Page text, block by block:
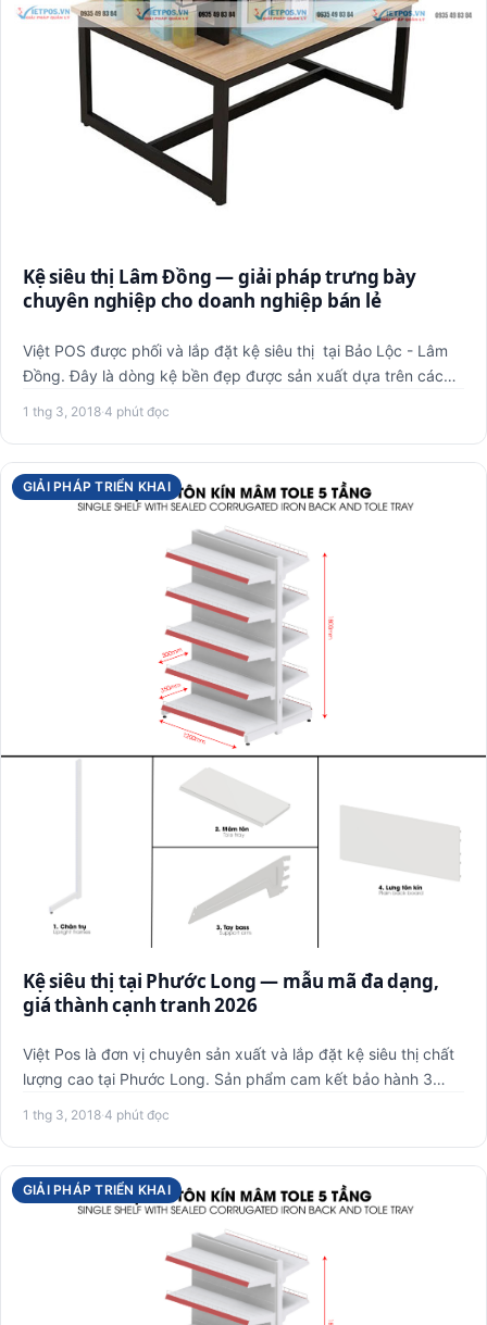
Kệ siêu thị Lâm Đồng — giải pháp trưng bày
chuyên nghiệp cho doanh nghiệp bán lẻ
Việt POS được phối và lắp đặt kệ siêu thị tại Bảo Lộc - Lâm
Đồng. Đây là dòng kệ bền đẹp được sản xuất dựa trên các
1 thg 3, 2018·4 phút đọc
GIẢI PHÁP TRIỂN KHAI
Kệ siêu thị tại Phước Long — mẫu mã đa dạng,
giá thành cạnh tranh 2026
Việt Pos là đơn vị chuyên sản xuất và lắp đặt kệ siêu thị chất
lượng cao tại Phước Long. Sản phẩm cam kết bảo hành 3
1 thg 3, 2018·4 phút đọc
GIẢI PHÁP TRIỂN KHAI